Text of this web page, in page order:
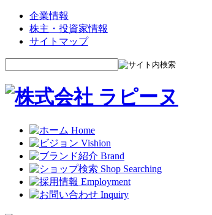
企業情報
株主・投資家情報
サイトマップ